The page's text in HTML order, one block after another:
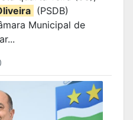
(PSDB)
Municipal de